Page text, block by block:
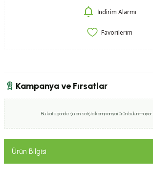
İndirim Alarmı
Kampanya ve Fırsatlar
Bu kategoride şu an satışta kampanyalı ürün bulunmuyor.
Ürün Bilgisi